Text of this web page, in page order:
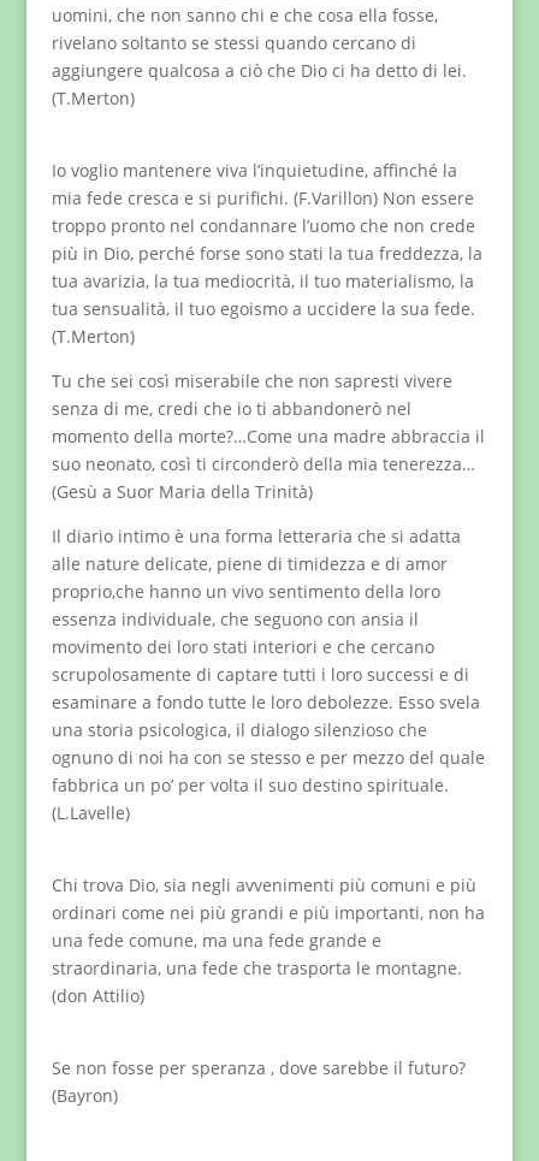
uomini, che non sanno chi e che cosa ella fosse,
rivelano soltanto se stessi quando cercano di
aggiungere qualcosa a ciò che Dio ci ha detto di lei.
(T.Merton)
Io voglio mantenere viva l’inquietudine, affinché la
mia fede cresca e si purifichi. (F.Varillon) Non essere
troppo pronto nel condannare l’uomo che non crede
più in Dio, perché forse sono stati la tua freddezza, la
tua avarizia, la tua mediocrità, il tuo materialismo, la
tua sensualità, il tuo egoismo a uccidere la sua fede.
(T.Merton)
Tu che sei così miserabile che non sapresti vivere
senza di me, credi che io ti abbandonerò nel
momento della morte?…Come una madre abbraccia il
suo neonato, così ti circonderò della mia tenerezza…
(Gesù a Suor Maria della Trinità)
Il diario intimo è una forma letteraria che si adatta
alle nature delicate, piene di timidezza e di amor
proprio,che hanno un vivo sentimento della loro
essenza individuale, che seguono con ansia il
movimento dei loro stati interiori e che cercano
scrupolosamente di captare tutti i loro successi e di
esaminare a fondo tutte le loro debolezze. Esso svela
una storia psicologica, il dialogo silenzioso che
ognuno di noi ha con se stesso e per mezzo del quale
fabbrica un po’ per volta il suo destino spirituale.
(L.Lavelle)
Chi trova Dio, sia negli avvenimenti più comuni e più
ordinari come nei più grandi e più importanti, non ha
una fede comune, ma una fede grande e
straordinaria, una fede che trasporta le montagne.
(don Attilio)
Se non fosse per speranza , dove sarebbe il futuro?
(Bayron)